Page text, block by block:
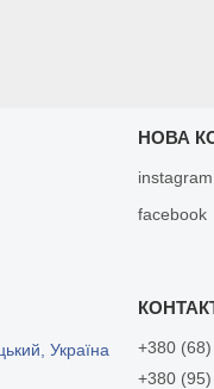
НОВА
instagram
facebook
Україна
+380
+380